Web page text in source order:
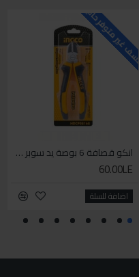
للاسف غير متوفر حاليا
انكو قصافة 6 بوصة يد سوبر وان
60.00LE
اضافة للسلة